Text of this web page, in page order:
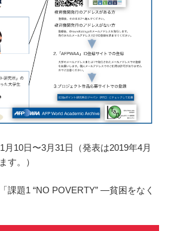
月10日〜3月31日（発表は2019年4月
す。）
課題1 “NO POVERTY” —貧困をなく